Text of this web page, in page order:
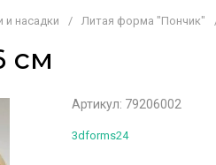
и насадки / Литая форма "Пончик"
см
Артикул: 79206002
3dforms24